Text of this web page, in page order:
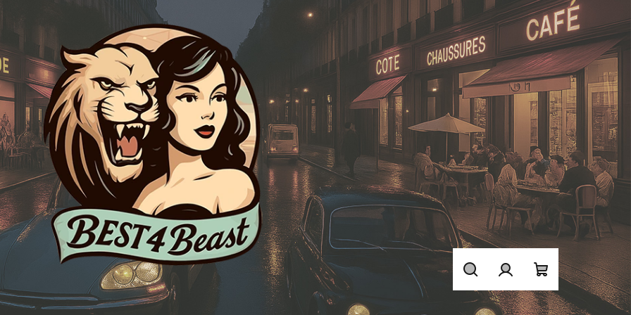
HledatPřihlášeníNákupní